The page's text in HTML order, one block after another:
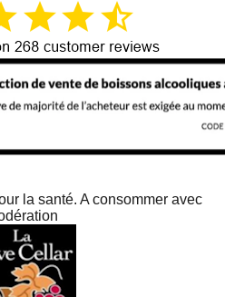
la santé. A consommer avec